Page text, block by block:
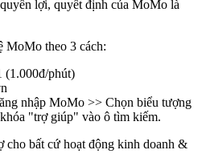
lợi, quyết định của MoMo là
MoMo theo 3 cách:
(1.000đ/phút)
nhập MoMo >> Chọn biểu tượng
"trợ giúp" vào ô tìm kiếm.
cho bất cứ hoạt động kinh doanh &